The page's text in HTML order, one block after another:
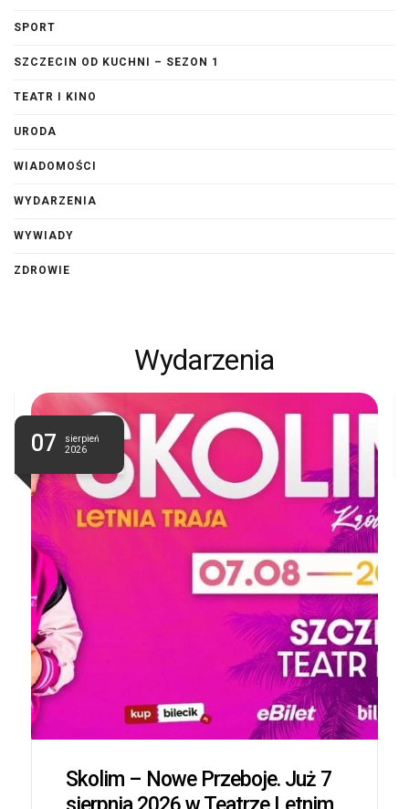
SPORT
SZCZECIN OD KUCHNI – SEZON 1
TEATR I KINO
URODA
WIADOMOŚCI
WYDARZENIA
WYWIADY
ZDROWIE
Wydarzenia
07
sierpień
2026
Skolim – Nowe Przeboje. Już 7